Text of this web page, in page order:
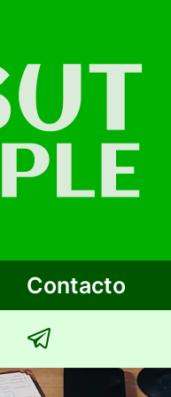
Contacto